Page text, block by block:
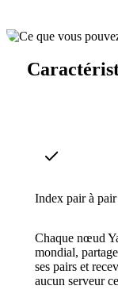
Index pair à pair
Chaque nœud
mondial,
ses pairs et
aucun serveur